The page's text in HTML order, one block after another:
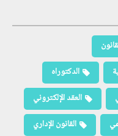
الدكتوراه
العقد الإلكتروني
القانون الإداري